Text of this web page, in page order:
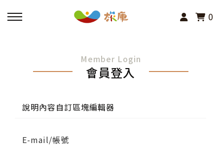
0
小旅行及主題導覽
講座、體驗與課程
Member Login
會員登入
說明內容自訂區塊編輯器
E-mail/帳號